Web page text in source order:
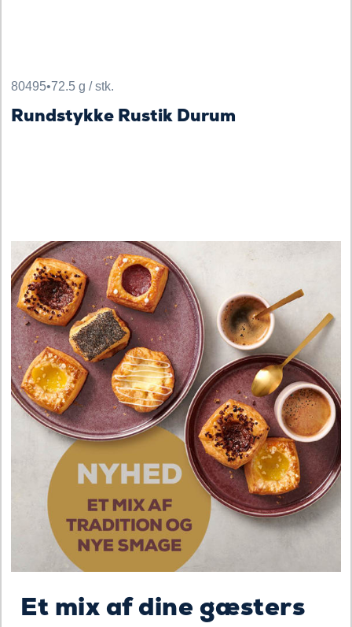
80495•72.5 g / stk.
Rundstykke Rustik Durum
Et mix af dine gæsters